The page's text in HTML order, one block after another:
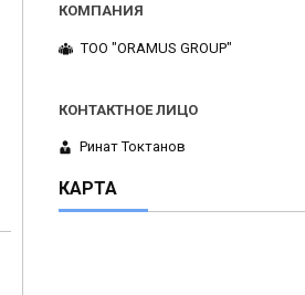
ТОО "ORAMUS GROUP"
Ринат Токтанов
КАРТА